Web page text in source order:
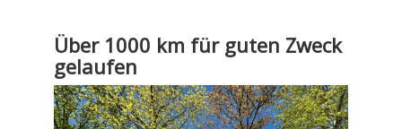
Über 1000 km für guten Zweck
gelaufen